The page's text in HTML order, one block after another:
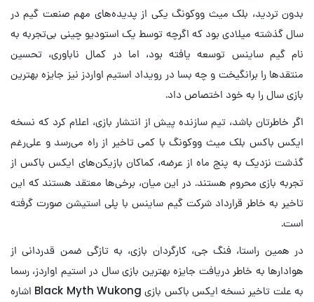
بدون تردید، بلک میث ووکونگ یکی از پدیده‌های مهم صنعت گیم در
سال گذشته میلادی بود که اگرچه توسط یک استودیو چینی بی‌تجربه به
نام گیم ساینس توسعه یافته بود، اما در کمال ناباوری، تحسین
منتقدها را برانگیخت و چه بسا در رویداد استیم اواردز نیز جایزه بهترین
بازی سال را به خود اختصاص داد.
اگر خاطرتان باشد، تیم سازنده پیش از انتشار بازی، اعلام کرد که نسخه
ایکس باکس بلک میث ووکونگ با کمی تاخیر از راه می‌رسد و علی‌رغم
گذشت نزدیک به پنج ماه از عرضه، کماکان بازیکن‌های ایکس باکس از
تجربه بازی محروم هستند. در این میان، برخی‌ها معتقد هستند که این
تاخیر به خاطر قرارداد شرکت گیم ساینس با پلی استیشن صورت گرفته
است.
در همین راستا، فنگ جی، کارگردان بازی، به تازگی ضمن قدردانی از
هوادارها به خاطر دریافت جایزه بهترین بازی سال در استیم اواردز، رسما
به علت تاخیر نسخه ایکس باکس بازی Black Myth Wukong اشاره